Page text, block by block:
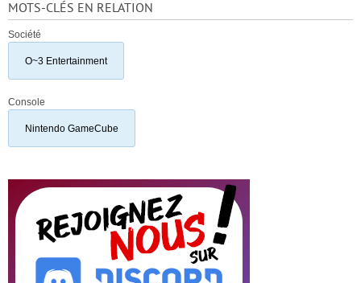
MOTS-CLÉS EN RELATION
Société
O~3 Entertainment
Console
Nintendo GameCube